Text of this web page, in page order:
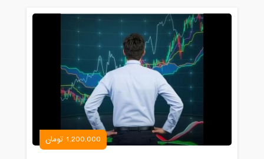
1,200,000 تومان